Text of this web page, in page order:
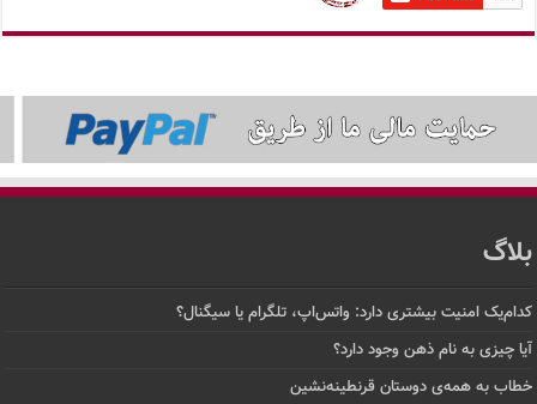
بلاگ
کدام‌یک امنیت بیشتری دارد: واتس‌اپ، تلگرام یا سیگنال؟
آیا چیزی به نام ذهن وجود دارد؟
خطاب به همه‌ی دوستان قرنطینه‌نشین